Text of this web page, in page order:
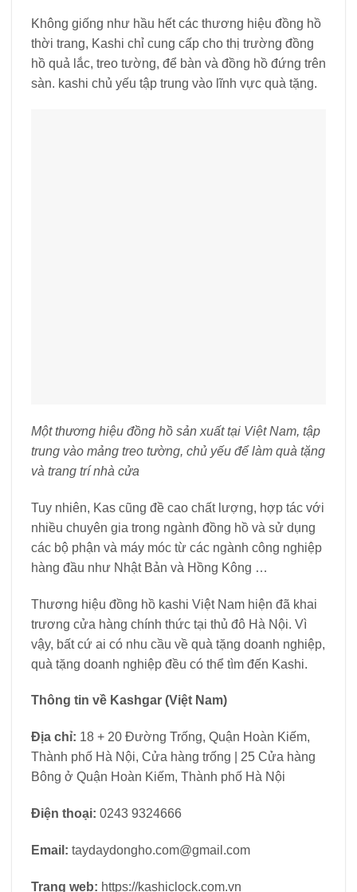
Không giống như hầu hết các thương hiệu đồng hồ
thời trang, Kashi chỉ cung cấp cho thị trường đồng
hồ quả lắc, treo tường, để bàn và đồng hồ đứng trên
sàn. kashi chủ yếu tập trung vào lĩnh vực quà tặng.
Một thương hiệu đồng hồ sản xuất tại Việt Nam, tập
trung vào mảng treo tường, chủ yếu để làm quà tặng
và trang trí nhà cửa
Tuy nhiên, Kas cũng đề cao chất lượng, hợp tác với
nhiều chuyên gia trong ngành đồng hồ và sử dụng
các bộ phận và máy móc từ các ngành công nghiệp
hàng đầu như Nhật Bản và Hồng Kông …
Thương hiệu đồng hồ kashi Việt Nam hiện đã khai
trương cửa hàng chính thức tại thủ đô Hà Nội. Vì
vậy, bất cứ ai có nhu cầu về quà tặng doanh nghiệp,
quà tặng doanh nghiệp đều có thể tìm đến Kashi.
Thông tin về Kashgar (Việt Nam)
Địa chỉ: 18 + 20 Đường Trống, Quận Hoàn Kiếm,
Thành phố Hà Nội, Cửa hàng trống | 25 Cửa hàng
Bông ở Quận Hoàn Kiếm, Thành phố Hà Nội
Điện thoại: 0243 9324666
Email: taydaydongho.com@gmail.com
Trang web: https://kashiclock.com.vn